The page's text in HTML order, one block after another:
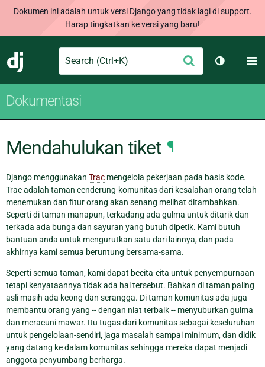
Dokumen ini adalah untuk versi Django yang tidak lagi di support.
Harap tingkatkan ke versi yang baru!
Django
Search Ajukan
Ganti
Dokumentasi
Mendahulukan tiket ¶
Django menggunakan Trac mengelola pekerjaan pada basis kode.
Trac adalah taman cenderung-komunitas dari kesalahan orang telah
menemukan dan fitur orang akan senang melihat ditambahkan.
Seperti di taman manapun, terkadang ada gulma untuk ditarik dan
terkada ada bunga dan sayuran yang butuh dipetik. Kami butuh
bantuan anda untuk mengurutkan satu dari lainnya, dan pada
akhirnya kami semua beruntung bersama-sama.
Seperti semua taman, kami dapat becita-cita untuk penyempurnaan
tetapi kenyataannya tidak ada hal tersebut. Bahkan di taman paling
asli masih ada keong dan serangga. Di taman komunitas ada juga
membantu orang yang -- dengan niat terbaik -- menyuburkan gulma
dan meracuni mawar. Itu tugas dari komunitas sebagai keseluruhan
untuk pengelolaan-sendiri, jaga masalah sampai minimum, dan didik
yang datang ke dalam komunitas sehingga mereka dapat menjadi
anggota penyumbang berharga.